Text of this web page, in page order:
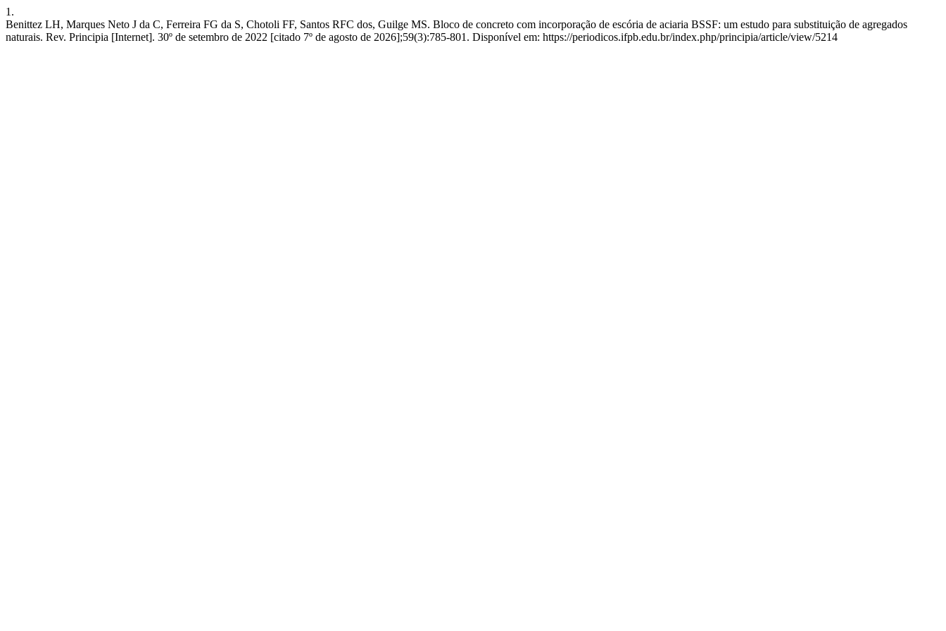
1.
Benittez LH, Marques Neto J da C, Ferreira FG da S, Chotoli FF, Santos RFC dos, Guilge MS. Bloco de concreto com incorporação de escória de aciaria BSSF: um estudo para substituição de agregados
naturais. Rev. Principia [Internet]. 30º de setembro de 2022 [citado 7º de agosto de 2026];59(3):785-801. Disponível em: https://periodicos.ifpb.edu.br/index.php/principia/article/view/5214